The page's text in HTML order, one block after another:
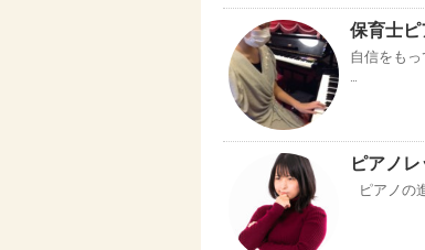
保育士ピ
自信をも
…
ピアノ
ピアノの